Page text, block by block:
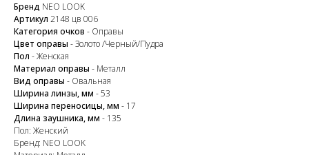
Бренд NEO LOOK
Артикул 2148 цв 006
Категория очков - Оправы
Цвет оправы - Золото /Черный/Пудра
Пол - Женская
Материал оправы - Металл
Вид оправы - Овальная
Ширина линзы, мм - 53
Ширина переносицы, мм - 17
Длина заушника, мм - 135
Пол: Женский
Бренд: NEO LOOK
Закажите обратный
звонок